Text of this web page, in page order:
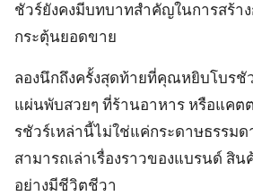
ชัวร์ยังคงมีบทบาทสำคัญในการสร้า
กระตุ้นยอดขาย
ลองนึกถึงครั้งสุดท้ายที่คุณหยิบโบรชั
แผ่นพับสวยๆ ที่ร้านอาหาร หรือแคต
รชัวร์เหล่านี้ไม่ใช่แค่กระดาษธรรม
สามารถเล่าเรื่องราวของแบรนด์ สิ
อย่างมีชีวิตชีวา